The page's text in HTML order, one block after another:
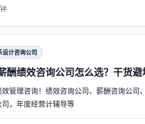
设计咨询公司
酬绩效咨询公司怎么选？干货
管理咨询！绩效咨询公司、薪酬咨询公司
，年度经营计辅导等